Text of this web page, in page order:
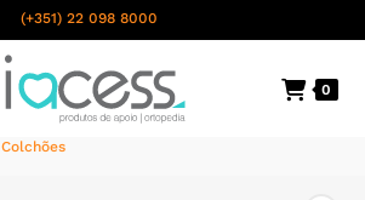
(+351) 22 098 8000
nacional 0
Colchões